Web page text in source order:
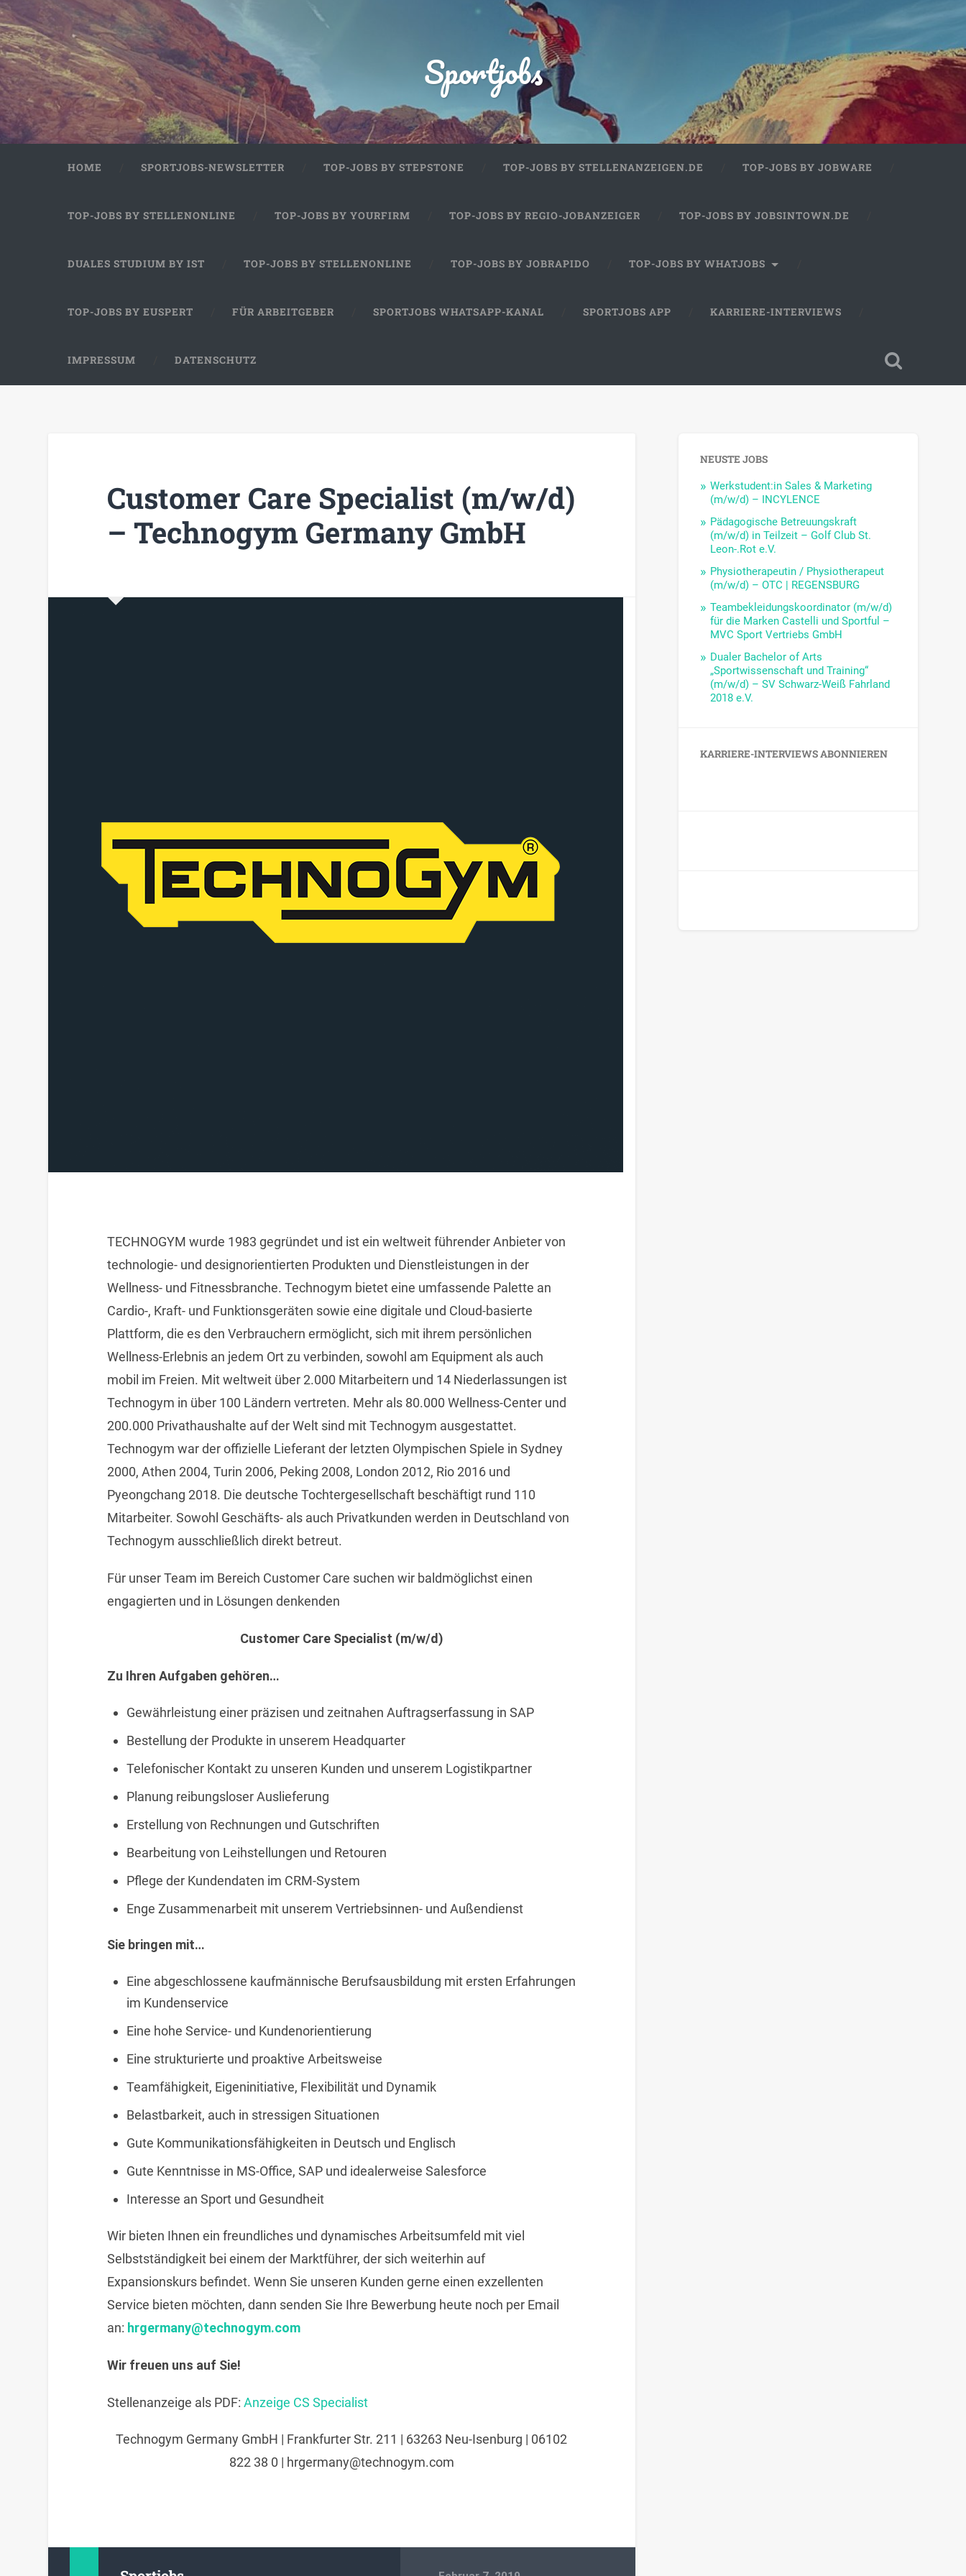
Sportjobs
HOME SPORTJOBS-NEWSLETTER TOP-JOBS BY STEPSTONE TOP-JOBS BY STELLENANZEIGEN.DE TOP-JOBS BY JOBWARE
TOP-JOBS BY STELLENONLINE TOP-JOBS BY YOURFIRM TOP-JOBS BY REGIO-JOBANZEIGER TOP-JOBS BY JOBSINTOWN.DE
DUALES STUDIUM BY IST TOP-JOBS BY STELLENONLINE TOP-JOBS BY JOBRAPIDO TOP-JOBS BY WHATJOBS
TOP-JOBS BY EUSPERT FÜR ARBEITGEBER SPORTJOBS WHATSAPP-KANAL SPORTJOBS APP KARRIERE-INTERVIEWS
IMPRESSUM DATENSCHUTZ
Customer Care Specialist (m/w/d)
– Technogym Germany GmbH
TECHNOGYM wurde 1983 gegründet und ist ein weltweit führender Anbieter von
technologie- und designorientierten Produkten und Dienstleistungen in der
Wellness- und Fitnessbranche. Technogym bietet eine umfassende Palette an
Cardio-, Kraft- und Funktionsgeräten sowie eine digitale und Cloud-basierte
Plattform, die es den Verbrauchern ermöglicht, sich mit ihrem persönlichen
Wellness-Erlebnis an jedem Ort zu verbinden, sowohl am Equipment als auch
mobil im Freien. Mit weltweit über 2.000 Mitarbeitern und 14 Niederlassungen ist
Technogym in über 100 Ländern vertreten. Mehr als 80.000 Wellness-Center und
200.000 Privathaushalte auf der Welt sind mit Technogym ausgestattet.
Technogym war der offizielle Lieferant der letzten Olympischen Spiele in Sydney
2000, Athen 2004, Turin 2006, Peking 2008, London 2012, Rio 2016 und
Pyeongchang 2018. Die deutsche Tochtergesellschaft beschäftigt rund 110
Mitarbeiter. Sowohl Geschäfts- als auch Privatkunden werden in Deutschland von
Technogym ausschließlich direkt betreut.
Für unser Team im Bereich Customer Care suchen wir baldmöglichst einen
engagierten und in Lösungen denkenden
Customer Care Specialist (m/w/d)
Zu Ihren Aufgaben gehören…
Gewährleistung einer präzisen und zeitnahen Auftragserfassung in SAP
Bestellung der Produkte in unserem Headquarter
Telefonischer Kontakt zu unseren Kunden und unserem Logistikpartner
Planung reibungsloser Auslieferung
Erstellung von Rechnungen und Gutschriften
Bearbeitung von Leihstellungen und Retouren
Pflege der Kundendaten im CRM-System
Enge Zusammenarbeit mit unserem Vertriebsinnen- und Außendienst
Sie bringen mit…
Eine abgeschlossene kaufmännische Berufsausbildung mit ersten Erfahrungen
im Kundenservice
Eine hohe Service- und Kundenorientierung
Eine strukturierte und proaktive Arbeitsweise
Teamfähigkeit, Eigeninitiative, Flexibilität und Dynamik
Belastbarkeit, auch in stressigen Situationen
Gute Kommunikationsfähigkeiten in Deutsch und Englisch
Gute Kenntnisse in MS-Office, SAP und idealerweise Salesforce
Interesse an Sport und Gesundheit
Wir bieten Ihnen ein freundliches und dynamisches Arbeitsumfeld mit viel
Selbstständigkeit bei einem der Marktführer, der sich weiterhin auf
Expansionskurs befindet. Wenn Sie unseren Kunden gerne einen exzellenten
Service bieten möchten, dann senden Sie Ihre Bewerbung heute noch per Email
an: hrgermany@technogym.com
Wir freuen uns auf Sie!
Stellenanzeige als PDF: Anzeige CS Specialist
Technogym Germany GmbH | Frankfurter Str. 211 | 63263 Neu-Isenburg | 06102
822 38 0 | hrgermany@technogym.com
NEUSTE JOBS
Werkstudent:in Sales & Marketing
(m/w/d) – INCYLENCE
Pädagogische Betreuungskraft
(m/w/d) in Teilzeit – Golf Club St.
Leon-.Rot e.V.
Physiotherapeutin / Physiotherapeut
(m/w/d) – OTC | REGENSBURG
Teambekleidungskoordinator (m/w/d)
für die Marken Castelli und Sportful –
MVC Sport Vertriebs GmbH
Dualer Bachelor of Arts
„Sportwissenschaft und Training“
(m/w/d) – SV Schwarz-Weiß Fahrland
2018 e.V.
KARRIERE-INTERVIEWS ABONNIEREN